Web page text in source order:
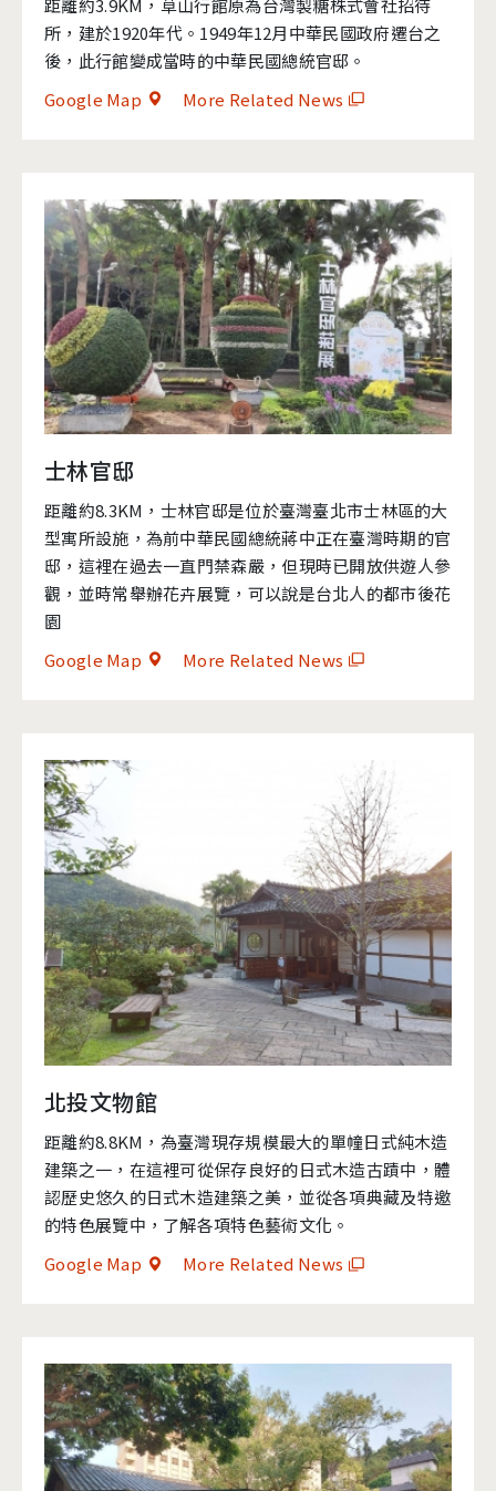
距離約3.9KM，草山行館原為台灣製糖株式會社招待
所，建於1920年代。1949年12月中華民國政府遷台之
後，此行館變成當時的中華民國總統官邸。
Google Map
More Related News
士林官邸
距離約8.3KM，士林官邸是位於臺灣臺北市士林區的大
型寓所設施，為前中華民國總統蔣中正在臺灣時期的官
邸，這裡在過去一直門禁森嚴，但現時已開放供遊人參
觀，並時常舉辦花卉展覽，可以說是台北人的都市後花
園
Google Map
More Related News
北投文物館
距離約8.8KM，為臺灣現存規模最大的單幢日式純木造
建築之一，在這裡可從保存良好的日式木造古蹟中，體
認歷史悠久的日式木造建築之美，並從各項典藏及特邀
的特色展覽中，了解各項特色藝術文化。
Google Map
More Related News